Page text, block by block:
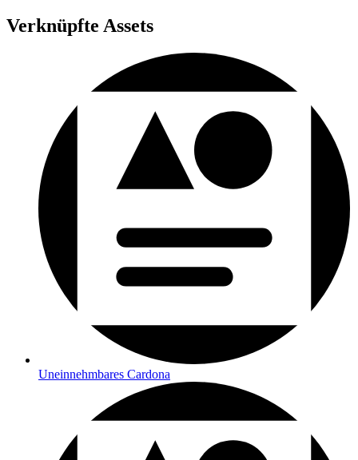
Verknüpfte Assets
Uneinnehmbares Cardona